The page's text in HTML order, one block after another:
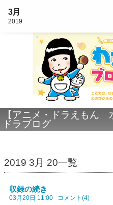
3月
2019
【アニメ・ドラえも
ドラブログ
2019 3月 20一覧
収録の続き
03月20日 11:00 コメント(4)